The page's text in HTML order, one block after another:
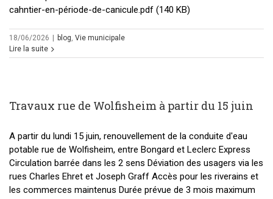
cahntier-en-période-de-canicule.pdf (140 KB)
18/06/2026 blog, Vie municipale
Lire la suite
Travaux rue de Wolfisheim à partir du 15 juin
A partir du lundi 15 juin, renouvellement de la conduite d'eau
potable rue de Wolfisheim, entre Bongard et Leclerc Express
Circulation barrée dans les 2 sens Déviation des usagers via les
rues Charles Ehret et Joseph Graff Accès pour les riverains et
les commerces maintenus Durée prévue de 3 mois maximum